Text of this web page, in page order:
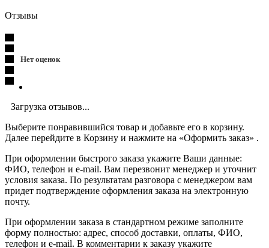
Отзывы
Нет оценок
Загрузка отзывов...
Выберите понравившийся товар и добавьте его в корзину.
Далее перейдите в Корзину и нажмите на «Оформить заказ» .
При оформлении быстрого заказа укажите Ваши данные:
ФИО, телефон и e-mail. Вам перезвонит менеджер и уточнит
условия заказа. По результатам разговора с менеджером вам
придет подтверждение оформления заказа на электронную
почту.
При оформлении заказа в стандартном режиме заполните
форму полностью: адрес, способ доставки, оплаты, ФИО,
телефон и e-mail. В комментарии к заказу укажите